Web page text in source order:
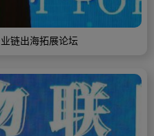
链出海拓展论坛